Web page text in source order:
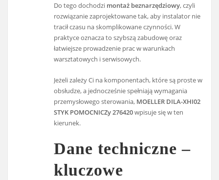
Do tego dochodzi montaż beznarzędziowy, czyli
rozwiązanie zaprojektowane tak, aby instalator nie
tracił czasu na skomplikowane czynności. W
praktyce oznacza to szybszą zabudowę oraz
łatwiejsze prowadzenie prac w warunkach
warsztatowych i serwisowych.
Jeżeli zależy Ci na komponentach, które są proste w
obsłudze, a jednocześnie spełniają wymagania
przemysłowego sterowania, MOELLER DILA-XHI02
STYK POMOCNICZy 276420wpisuje się w ten
kierunek.
Dane techniczne –
kluczowe